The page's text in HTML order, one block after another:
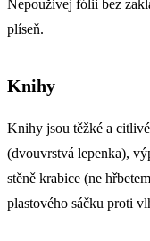
Nepoužívej fólii bez
plíseň.
Knihy
Knihy jsou těžké a
(dvouvrstvá lepenka),
stěně krabice (ne
plastového sáčku proti